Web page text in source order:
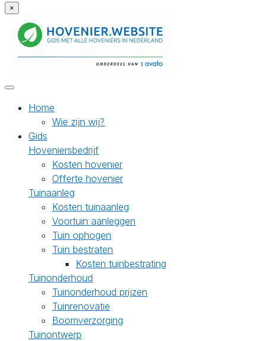
×
Home
Wie zijn wij?
Gids
Hoveniersbedrijf
Kosten hovenier
Offerte hovenier
Tuinaanleg
Kosten tuinaanleg
Voortuin aanleggen
Tuin ophogen
Tuin bestraten
Kosten tuinbestrating
Tuinonderhoud
Tuinonderhoud prijzen
Tuinrenovatie
Boomverzorging
Tuinontwerp